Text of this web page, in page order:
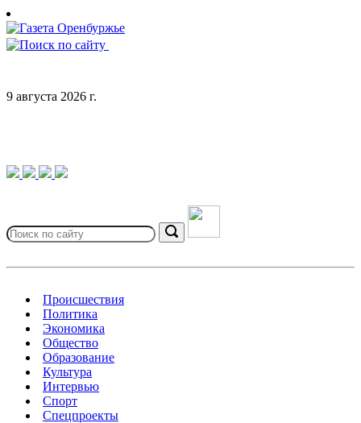
Skip
to
content
9 августа 2026 г.
for:
Search
Происшествия
Политика
Экономика
Общество
Образование
Культура
Интервью
Спорт
Спецпроекты